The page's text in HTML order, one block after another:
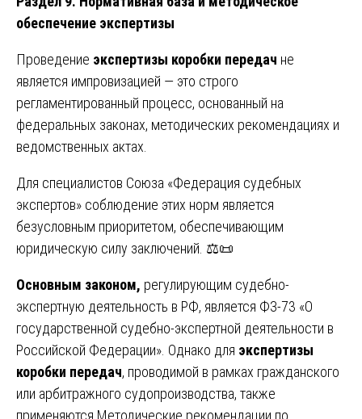
обеспечение экспертизы
Проведение экспертизы коробки передач не
является импровизацией — это строго
регламентированный процесс, основанный на
федеральных законах, методических рекомендациях и
ведомственных актах.
Для специалистов Союза «Федерация судебных
экспертов» соблюдение этих норм является
безусловным приоритетом, обеспечивающим
юридическую силу заключений. ⚖️📜
Основным законом, регулирующим судебно-
экспертную деятельность в РФ, является ФЗ-73 «О
государственной судебно-экспертной деятельности в
Российской Федерации». Однако для экспертизы
коробки передач, проводимой в рамках гражданского
или арбитражного судопроизводства, также
применяются Методические рекомендации по